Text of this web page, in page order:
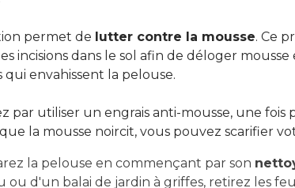
permet de lutter contre la mousse. Ce
incisions dans le sol afin de déloger
qui envahissent la pelouse.
par utiliser un engrais anti-mousse, une fois
que la mousse noircit, vous pouvez scarifier
la pelouse en commençant par son
ou d'un balai de jardin à griffes, retirez les